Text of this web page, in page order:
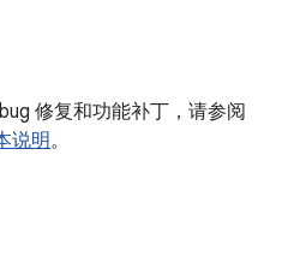
修复和功能补丁，请参阅
说明。